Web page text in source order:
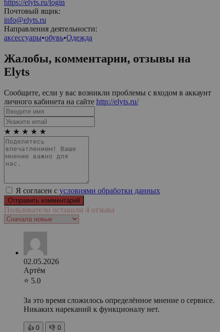
https://elyts.ru/login
Почтовый ящик:
info@elyts.ru
Направления деятельности:
аксессуары•обувь•Одежда
Жалобы, комментарии, отзывы на
Elyts
Сообщите, если у вас возникли проблемы с входом в аккаунт
личного кабинета на сайте http://elyts.ru/
★ ★ ★ ★ ★
Я согласен с условиями обработки данных
Пользователи оставили 4 отзыва
02.05.2026
Артём
⭐ 5.0
За это время сложилось определённое мнение о сервисе.
Никаких нареканий к функционалу нет.
👍 0 👎 0